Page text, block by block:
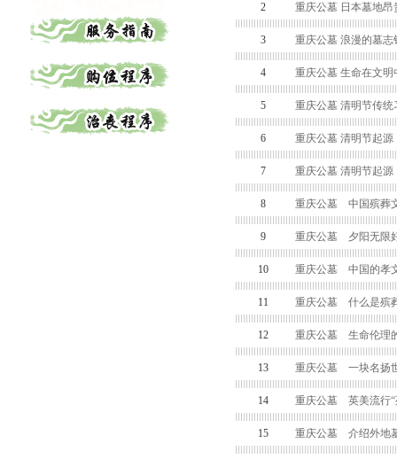
2 重庆公墓 日本墓地
3 重庆公墓 浪漫的墓志
4 重庆公墓 生命在文明
5 重庆公墓 清明节传统
6 重庆公墓 清明节起源
7 重庆公墓 清明节起源
8 重庆公墓 中国殡葬
9 重庆公墓 夕阳无限
10 重庆公墓 中国的孝
11 重庆公墓 什么是殡
12 重庆公墓 生命伦理
13 重庆公墓 一块名扬
14 重庆公墓 英美流行“
15 重庆公墓 介绍外地